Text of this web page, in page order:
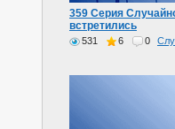
359 Серия
встретились
531 6 0